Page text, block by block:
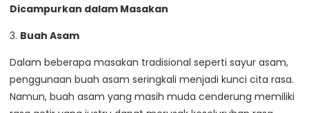
Dicampurkan dalam Masakan
3. Buah Asam
Dalam beberapa masakan tradisional seperti sayur asam,
penggunaan buah asam seringkali menjadi kunci cita rasa.
Namun, buah asam yang masih muda cenderung memiliki